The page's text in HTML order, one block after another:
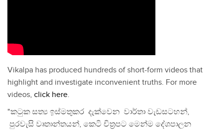
Vikalpa has produced hundreds of short-form videos that
highlight and investigate inconvenient truths. For more
videos, click here.
"කටුක සත්‍ය ඉස්මතුකර දැක්වෙන වාර්තා වැඩසටහන්,
පුරවැසි වෘතාන්තයන්, කෙටි චිත්‍රපට මෙන්ම දේශපාලන